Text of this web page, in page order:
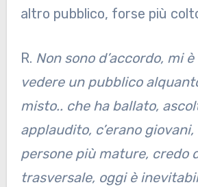
altro pubblico, forse più
R. Non sono d’accordo, mi
vedere un pubblico
misto.. che ha ballato,
applaudito, c’erano
persone più mature, credo
trasversale, oggi è